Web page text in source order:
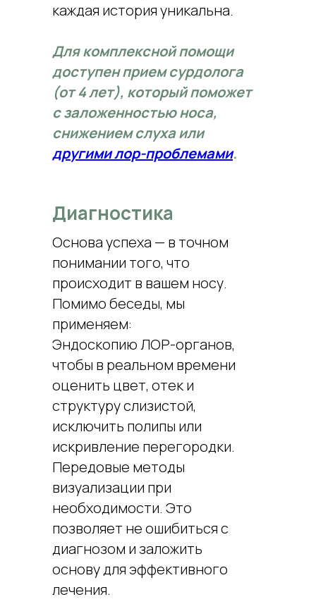
каждая история уникальна.
Для комплексной помощи
доступен прием сурдолога
(от 4 лет), который поможет
с заложенностью носа,
снижением слуха или
другими лор-проблемами.
Диагностика
Основа успеха — в точном
понимании того, что
происходит в вашем носу.
Помимо беседы, мы
применяем:
Эндоскопию ЛОР-органов,
чтобы в реальном времени
оценить цвет, отек и
структуру слизистой,
исключить полипы или
искривление перегородки.
Передовые методы
визуализации при
необходимости. Это
позволяет не ошибиться с
диагнозом и заложить
основу для эффективного
лечения.